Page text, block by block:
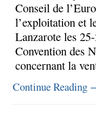
Conseil de
l’exploitation et
Lanzarote les
Convention des
concernant la
Continue Reading